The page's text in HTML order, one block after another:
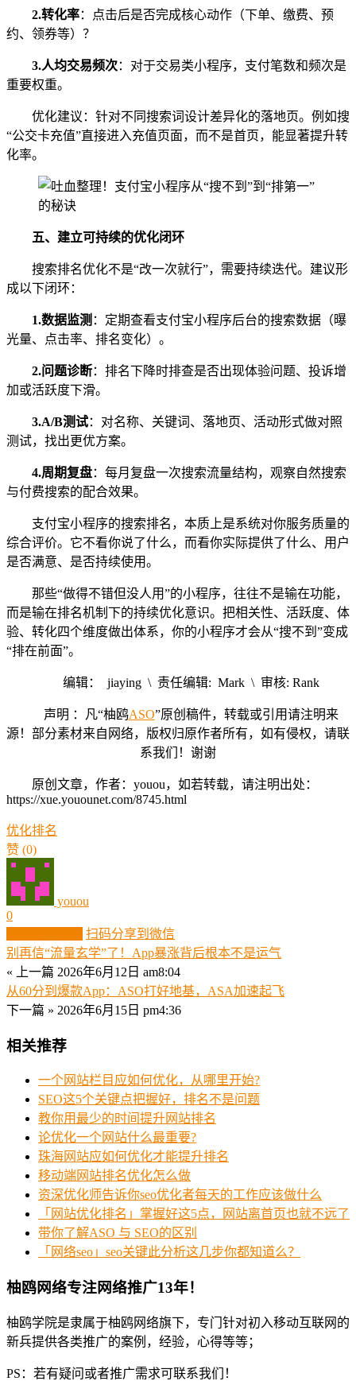
2.转化率：点击后是否完成核心动作（下单、缴费、预
约、领券等）？
3.人均交易频次：对于交易类小程序，支付笔数和频次是
重要权重。
优化建议：针对不同搜索词设计差异化的落地页。例如搜
“公交卡充值”直接进入充值页面，而不是首页，能显著提升转
化率。
五、建立可持续的优化闭环
搜索排名优化不是“改一次就行”，需要持续迭代。建议形
成以下闭环：
1.数据监测 ：定期查看支付宝小程序后台的搜索数据（曝
光量、点击率、排名变化）。
2.问题诊断：排名下降时排查是否出现体验问题、投诉增
加或活跃度下滑。
3.A/B测试：对名称、关键词、落地页、活动形式做对照
测试，找出更优方案。
4.周期复盘：每月复盘一次搜索流量结构，观察自然搜索
与付费搜索的配合效果。
支付宝小程序的搜索排名，本质上是系统对你服务质量的
综合评价。它不看你说了什么，而看你实际提供了什么、用户
是否满意、是否持续使用。
那些“做得不错但没人用”的小程序，往往不是输在功能，
而是输在排名机制下的持续优化意识。把相关性、活跃度、体
验、转化四个维度做出体系，你的小程序才会从“搜不到”变成
“排在前面”。
编辑： jiaying \ 责任编辑: Mark \ 审核: Rank
声明 ：凡“柚鸥ASO”原创稿件，转载或引用请注明来
源！部分素材来自网络，版权归原作者所有，如有侵权，请联
系我们！谢谢
原创文章，作者：youou，如若转载，请注明出处：
https://xue.youounet.com/8745.html
优化排名
赞 (0)
youou
0
扫码分享到微信
别再信“流量玄学”了！App暴涨背后根本不是运气
« 上一篇 2026年6月12日 am8:04
从60分到爆款App：ASO打好地基，ASA加速起飞
下一篇 » 2026年6月15日 pm4:36
相关推荐
一个网站栏目应如何优化，从哪里开始?
SEO这5个关键点把握好，排名不是问题
教你用最少的时间提升网站排名
论优化一个网站什么最重要?
珠海网站应如何优化才能提升排名
移动端网站排名优化怎么做
资深优化师告诉你seo优化者每天的工作应该做什么
「网站优化排名」掌握好这5点，网站离首页也就不远了
带你了解ASO 与 SEO的区别
「网络seo」seo关键此分析这几步你都知道么？
柚鸥网络专注网络推广13年！
柚鸥学院是隶属于柚鸥网络旗下，专门针对初入移动互联网的
新兵提供各类推广的案例，经验，心得等等；
PS：若有疑问或者推广需求可联系我们！